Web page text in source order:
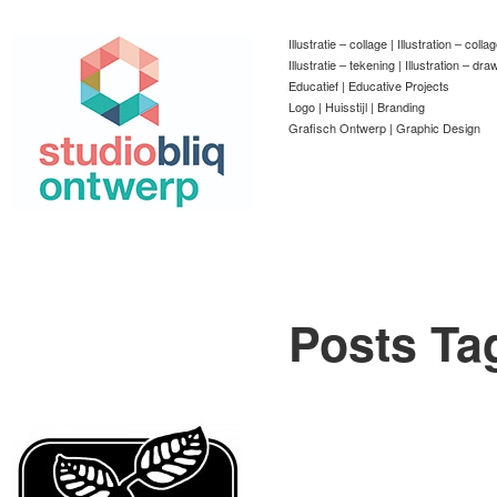
Illustratie – collage | Illustration –
Illustratie – tekening | Illustration –
Educatief | Educative Projects
Logo | Huisstijl | Branding
Grafisch Ontwerp | Graphic Design
Posts